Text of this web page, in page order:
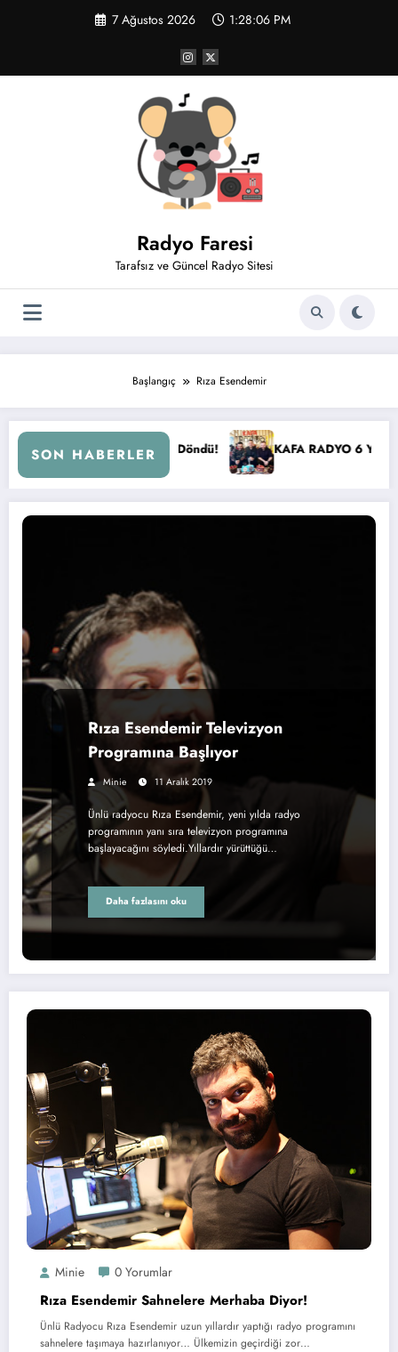
7 Ağustos 2026 1:28:06 PM
Radyo Faresi
Tarafsız ve Güncel Radyo Sitesi
Başlangıç Rıza Esendemir
SON HABERLER
KAFA RADYO 6 YAŞINDA! İBB Başkanı Ekrem
Rıza Esendemir Televizyon
Programına Başlıyor
Minie 11 Aralık 2019
Ünlü radyocu Rıza Esendemir, yeni yılda radyo
programının yanı sıra televizyon programına
başlayacağını söyledi.Yıllardır yürüttüğü…
Daha fazlasını oku
Minie 0 Yorumlar
Rıza Esendemir Sahnelere Merhaba Diyor!
Ünlü Radyocu Rıza Esendemir uzun yıllardır yaptığı radyo programını
sahnelere taşımaya hazırlanıyor… Ülkemizin geçirdiği zor…